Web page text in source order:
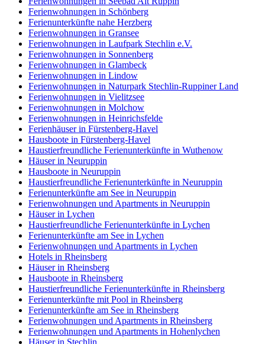
Ferienwohnungen in Schönberg
Ferienunterkünfte nahe Herzberg
Ferienwohnungen in Gransee
Ferienwohnungen in Laufpark Stechlin e.V.
Ferienwohnungen in Sonnenberg
Ferienwohnungen in Glambeck
Ferienwohnungen in Lindow
Ferienwohnungen in Naturpark Stechlin-Ruppiner Land
Ferienwohnungen in Vielitzsee
Ferienwohnungen in Molchow
Ferienwohnungen in Heinrichsfelde
Ferienhäuser in Fürstenberg-Havel
Hausboote in Fürstenberg-Havel
Haustierfreundliche Ferienunterkünfte in Wuthenow
Häuser in Neuruppin
Hausboote in Neuruppin
Haustierfreundliche Ferienunterkünfte in Neuruppin
Ferienunterkünfte am See in Neuruppin
Ferienwohnungen und Apartments in Neuruppin
Häuser in Lychen
Haustierfreundliche Ferienunterkünfte in Lychen
Ferienunterkünfte am See in Lychen
Ferienwohnungen und Apartments in Lychen
Hotels in Rheinsberg
Häuser in Rheinsberg
Hausboote in Rheinsberg
Haustierfreundliche Ferienunterkünfte in Rheinsberg
Ferienunterkünfte mit Pool in Rheinsberg
Ferienunterkünfte am See in Rheinsberg
Ferienwohnungen und Apartments in Rheinsberg
Ferienwohnungen und Apartments in Hohenlychen